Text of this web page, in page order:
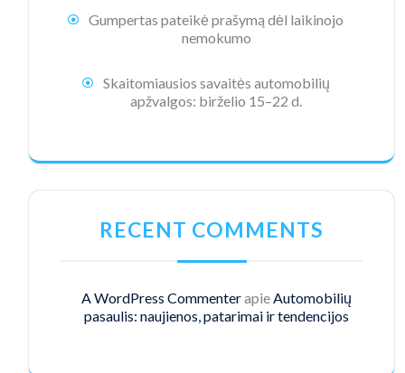
Gumpertas pateikė prašymą dėl laikinojo
nemokumo
Skaitomiausios savaitės automobilių
apžvalgos: birželio 15–22 d.
RECENT COMMENTS
A WordPress Commenterapie Automobilių
pasaulis: naujienos, patarimai ir tendencijos